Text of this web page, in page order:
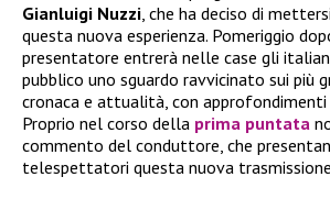
Gianluigi Nuzzi, che ha deciso di
questa nuova esperienza. Pomeriggio
presentatore entrerà nelle case gli
pubblico uno sguardo ravvicinato sui più
cronaca e attualità, con approfondimenti
Proprio nel corso della prima puntata
commento del conduttore, che
telespettatori questa nuova